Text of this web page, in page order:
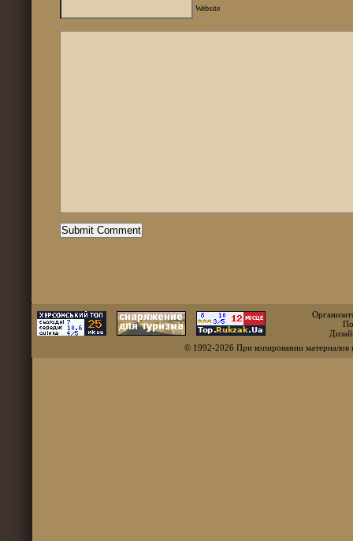
Website
© 1992-2026 При копировании материалов